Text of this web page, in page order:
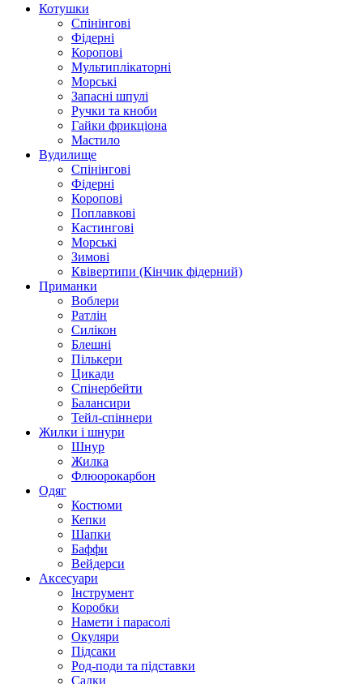
Котушки
Спінінгові
Фідерні
Коропові
Мультиплікаторні
Морські
Запасні шпулі
Ручки та кноби
Гайки фрикціона
Мастило
Вудилище
Спінінгові
Фідерні
Коропові
Поплавкові
Кастингові
Морські
Зимові
Квівертипи (Кінчик фідерний)
Приманки
Воблери
Ратлін
Силікон
Блешні
Пількери
Цикади
Спінербейти
Балансири
Тейл-спіннери
Жилки і шнури
Шнур
Жилка
Флюорокарбон
Одяг
Костюми
Кепки
Шапки
Баффи
Вейдерси
Аксесуари
Інструмент
Коробки
Намети і парасолі
Окуляри
Підсаки
Род-поди та підставки
Садки